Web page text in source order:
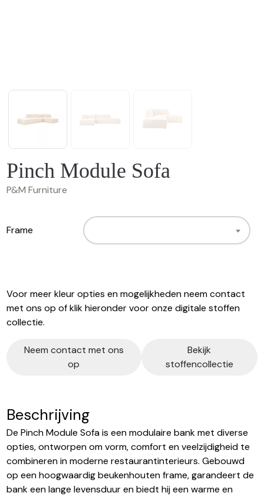
Pinch Module Sofa
P&M Furniture
Frame
Voor meer kleur opties en mogelijkheden neem contact
met ons op of klik hieronder voor onze digitale stoffen
collectie.
Neem contact met ons
op
Bekijk
stoffencollectie
Beschrijving
De Pinch Module Sofa is een modulaire bank met diverse
opties, ontworpen om vorm, comfort en veelzijdigheid te
combineren in moderne restaurantinterieurs. Gebouwd
op een hoogwaardig beukenhouten frame, garandeert de
bank een lange levensduur en biedt hij een warme en